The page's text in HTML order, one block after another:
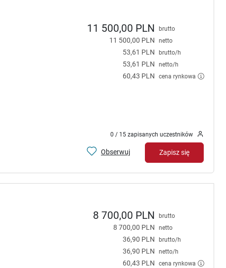
11 500,00 PLN brutto
11 500,00 PLN netto
53,61 PLN brutto/h
53,61 PLN netto/h
60,43 PLN cena rynkowa
0 / 15 zapisanych uczestników
Obserwuj Zapisz się
8 700,00 PLN brutto
8 700,00 PLN netto
36,90 PLN brutto/h
36,90 PLN netto/h
60,43 PLN cena rynkowa